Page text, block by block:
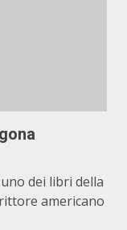
dei libri della
americano